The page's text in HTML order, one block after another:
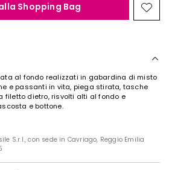
Shopping Bag
nella
al fondo realizzati in gabardina di misto
e passanti in vita, piega stirata, tasche
filetto dietro, risvolti alti al fondo e
e bottone.
S.r.l., con sede in Cavriago, Reggio Emilia